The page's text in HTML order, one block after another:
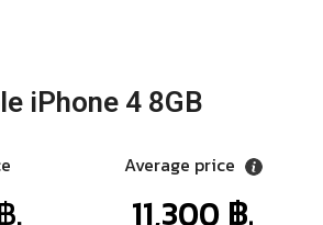
iPhone 4 8GB
.
Average price
11,300 ฿.